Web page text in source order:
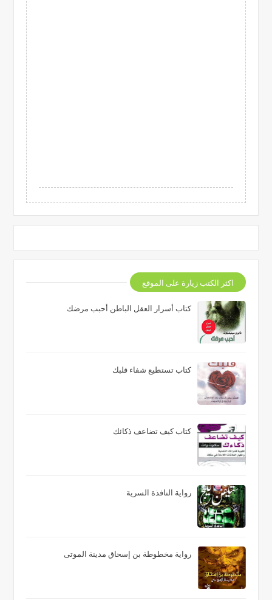
اكثر الكتب زيارة على الموقع
كتاب أسرار العقل الباطن أحبب مرضك
كتاب تستطيع شفاء قلبك
كتاب كيف تضاعف ذكائك
رواية النافذة السرية
رواية مخطوطة بن إسحاق مدينة الموتى